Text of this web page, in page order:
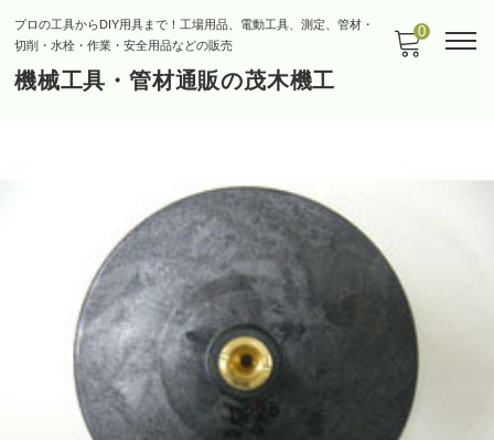
プロの工具からDIY用具まで！工場用品、電動工具、測定、管材・
切削・水栓・作業・安全用品などの販売
機械工具・管材通販の茂木機工
0